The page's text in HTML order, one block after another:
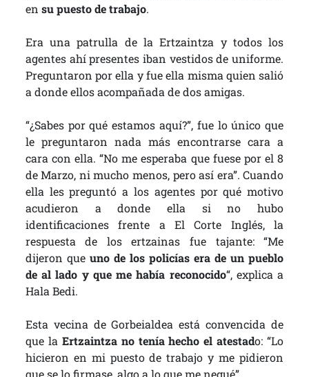
en su puesto de trabajo.
Era una patrulla de la Ertzaintza y todos los
agentes ahí presentes iban vestidos de uniforme.
Preguntaron por ella y fue ella misma quien salió
a donde ellos acompañada de dos amigas.
“¿Sabes por qué estamos aquí?”, fue lo único que
le preguntaron nada más encontrarse cara a
cara con ella. “No me esperaba que fuese por el 8
de Marzo, ni mucho menos, pero así era”. Cuando
ella les preguntó a los agentes por qué motivo
acudieron a donde ella si no hubo
identificaciones frente a El Corte Inglés, la
respuesta de los ertzainas fue tajante: “Me
dijeron queuno de los policías era de un pueblo
de al lado y que me había reconocido“, explica a
Hala Bedi.
Esta vecina de Gorbeialdea está convencida de
que la Ertzaintza no tenía hecho el atestado: “Lo
hicieron en mi puesto de trabajo y me pidieron
que se lo firmase, algo a lo que me negué”.